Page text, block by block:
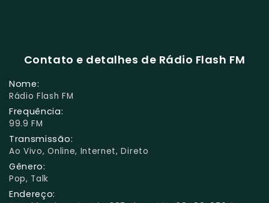
Contato e detalhes de Rádio Flash FM
Nome:
Rádio Flash FM
Frequência:
99.9 FM
Transmissão:
Ao Vivo, Online, Internet, Direto
Gênero:
Pop, Talk
Endereço: